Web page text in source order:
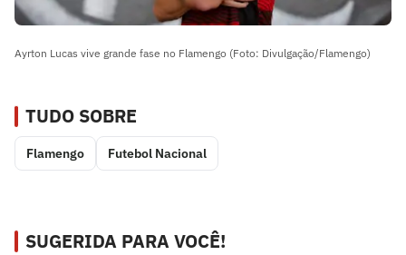
Ayrton Lucas vive grande fase no Flamengo (Foto: Divulgação/Flamengo)
TUDO SOBRE
Flamengo Futebol Nacional
SUGERIDA PARA VOCÊ!